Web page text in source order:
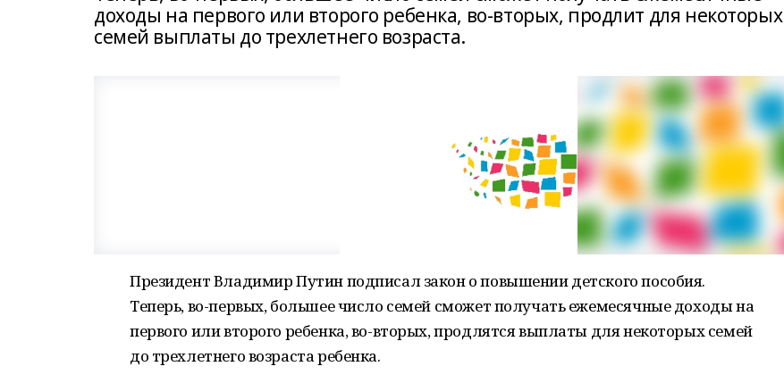
доходы на первого или второго ребенка, во-вторых, продлит для некоторых
семей выплаты до трехлетнего возраста.
Президент Владимир Путин подписал закон о повышении детского пособия.
Теперь, во-первых, большее число семей сможет получать ежемесячные доходы на
первого или второго ребенка, во-вторых, продлятся выплаты для некоторых семей
до трехлетнего возраста ребенка.